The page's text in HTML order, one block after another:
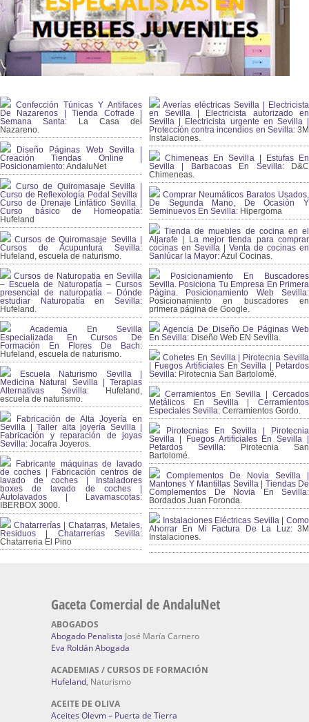
Confección Túnicas Y Antifaces
De Nazarenos | Tienda Cofrade |
Semana Santa: La Casa del
Nazareno.
Diseño Páginas Web Sevilla |
Creación Tiendas Online |
Posicionamiento:AndaluNet
Curso de Quiromasaje Sevilla |
Curso de Reflexología Podal Sevilla |
Curso de Drenaje Linfático Sevilla |
Curso básico de Homeopatía:
Hufeland
Cursos de Quiromasaje Sevilla |
Cursos de Acupuntura Sevilla:
Hufeland, escuela de naturismo.
Cursos de Naturopatia en Sevilla
– Escuela de Naturopatía – Cursos
presencial de naturopatía – Dónde
estudiar Naturopatía en Sevilla:
Hufeland.
Academia En Sevilla
Especializada En Cursos De
Formación En Flores De Bach:
Hufeland, escuela de naturismo.
Escuela Naturismo Sevilla |
Medicina Natural Sevilla | Terapias
Alternativas Sevilla: Hufeland,
escuela de naturismo.
Fabricación de Alta Joyería en
Sevilla | Taller alta joyería Sevilla |
Fabricación y reparación de joyas
Sevilla: Jocafra Joyeros.
Fabricante máquinas de lavado
de coches | Fabricación centros de
lavado de coches | Instaladores
boxes de lavado de coches |
Autolavados | Lavamascotas:
IBERBOX 3000.
Chatarrerías | Chatarras, Metales,
Residuos | Chatarrerías Sevilla:
Chatarreria El Pino
Averías eléctricas Sevilla | Electricista
en Sevilla | Electricista autorizado en
Sevilla | Electricista urgente en Sevilla |
Protección contra incendios en Sevilla:3M
Instalaciones.
Chimeneas En Sevilla | Estufas En
Sevilla | Barbacoas En Sevilla:D&C
Chimeneas.
Comprar Neumáticos Baratos Usados,
De Segunda Mano, De Ocasión Y
Seminuevos En Sevilla: Hipergoma
Tienda de muebles de cocina en el
Aljarafe | La mejor tienda para comprar
cocinas en Sevilla | Venta de cocinas en
Sanlúcar la Mayor:Azul Cocinas.
Posicionamiento En Buscadores
Sevilla. Posiciona Tu Empresa En Primera
Página. Posicionamiento Web Sevilla:
Posicionamiento en buscadores en
primera página de Google.
Agencia De Diseño De Páginas Web
En Sevilla: Diseño Web EN Sevilla.
Cohetes En Sevilla | Pirotecnia Sevilla
| Fuegos Artificiales En Sevilla | Petardos
Sevilla: Pirotecnia San Bartolomé.
Cerramientos En Sevilla | Cercados
Metálicos En Sevilla | Cerramientos
Especiales Sevilla: Cerramientos Gordo.
Pirotecnias En Sevilla | Pirotecnia
Sevilla | Fuegos Artificiales En Sevilla |
Petardos Sevilla: Pirotecnia San
Bartolomé.
Complementos De Novia Sevilla |
Mantones Y Mantillas Sevilla | Tiendas De
Complementos De Novia En Sevilla:
Bordados Juan Foronda.
Instalaciones Eléctricas Sevilla | Como
Ahorrar En Mi Factura De La Luz:3M
Instalaciones.
Gaceta Comercial de AndaluNet
ABOGADOS
Abogado Penalista José María Carnero
Eva Roldán Abogada
ACADEMIAS / CURSOS DE FORMACIÓN
Hufeland, Naturismo
ACEITE DE OLIVA
Aceites Olevm – Puerta de Tierra